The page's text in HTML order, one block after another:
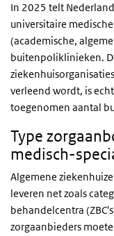
In 2025 telt
universitaire
(academische,
buitenpoliklinieken.
verleend wordt, is
toegenomen aantal
Type
medisch-
Algemene
leveren net zoals
behandelcentra
zorgaanbieders